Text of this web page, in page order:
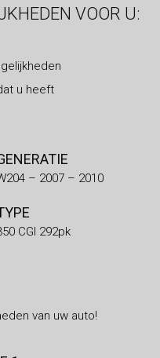
VOOR U:
u heeft
– 2007 – 2010
CGI 292pk
van uw auto!